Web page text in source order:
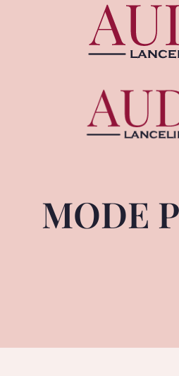
MODE